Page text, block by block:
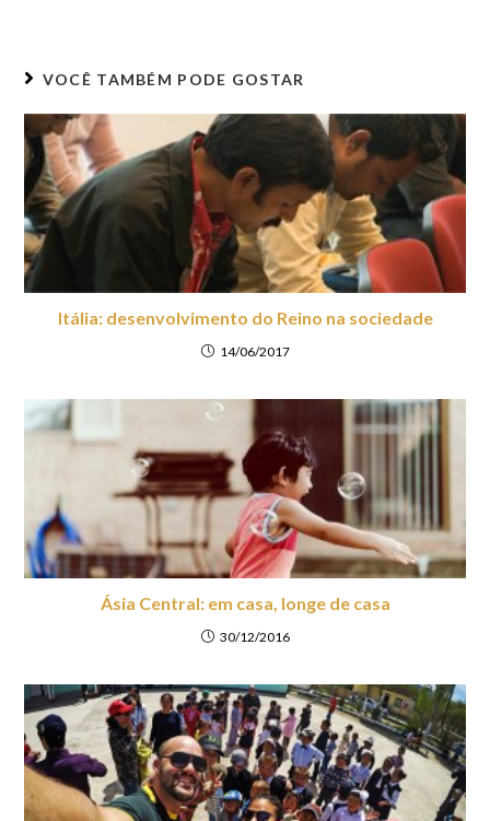
VOCÊ TAMBÉM PODE GOSTAR
Itália: desenvolvimento do Reino na sociedade
14/06/2017
Ásia Central: em casa, longe de casa
30/12/2016